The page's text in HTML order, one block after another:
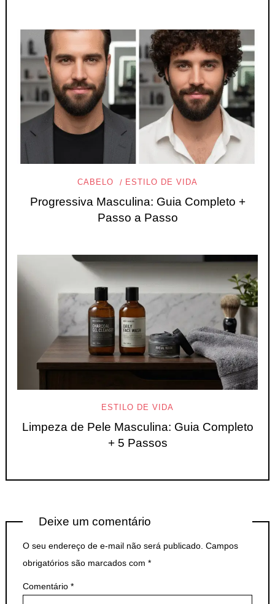
CABELO ESTILO DE VIDA
Progressiva Masculina: Guia Completo +
Passo a Passo
ESTILO DE VIDA
Limpeza de Pele Masculina: Guia Completo
+ 5 Passos
Deixe um comentário
O seu endereço de e-mail não será publicado. Campos
obrigatórios são marcados com *
Comentário *